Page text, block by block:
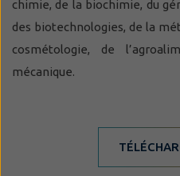
chimie, de la biochimie, du
des biotechnologies, de la
cosmétologie, de
mécanique.